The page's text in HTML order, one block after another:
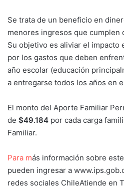
Se trata de un beneficio en
menores ingresos que cumplen
Su objetivo es aliviar el impacto
por los gastos que deben
año escolar (educación
a entregarse todos los años en
El monto del Aporte Familiar
de $49.184 por cada carga
Familiar.
Para más información sobre
pueden ingresar a
redes sociales ChileAtiende en